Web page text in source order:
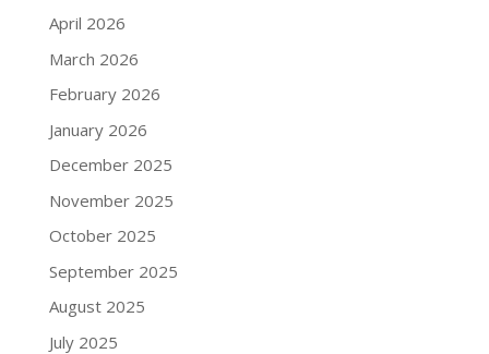
April 2026
March 2026
February 2026
January 2026
December 2025
November 2025
October 2025
September 2025
August 2025
July 2025